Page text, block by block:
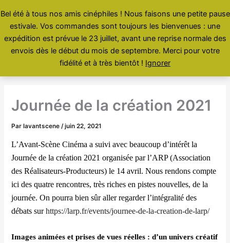
Bel été à tous nos amis cinéphiles ! Nous faisons une petite pause
estivale. Vos commandes sont toujours les bienvenues : une
expédition est prévue le 23 juillet, avant une reprise normale des
envois dès le début du mois de septembre. Merci pour votre
fidélité et à très bientôt ! Ignorer
au
contenu
Menu
Journée de la création 2021
Parlavantscene /juin 22, 2021
L’Avant-Scène Cinéma a suivi avec beaucoup d’intérêt la
Journée de la création 2021 organisée par l’ARP (Association
des Réalisateurs-Producteurs) le 14 avril. Nous rendons compte
ici des quatre rencontres, très riches en pistes nouvelles, de la
journée. On pourra bien sûr aller regarder l’intégralité des
débats surhttps://larp.fr/events/journee-de-la-creation-de-larp/
Images animées et prises de vues réelles : d’un univers créatif